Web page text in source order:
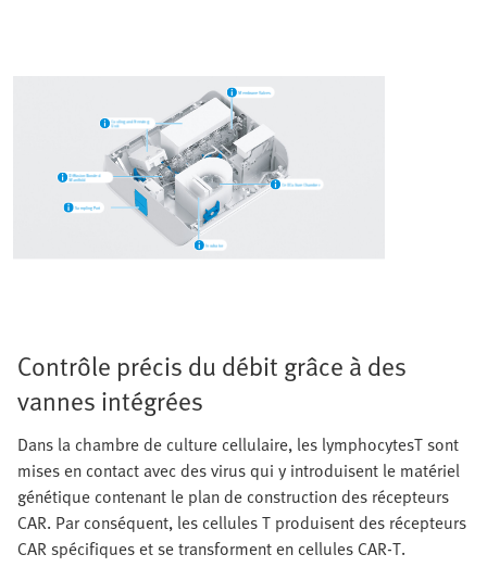
Contrôle précis du débit grâce à des
vannes intégrées
Dans la chambre de culture cellulaire, les lymphocytesT sont
mises en contact avec des virus qui y introduisent le matériel
génétique contenant le plan de construction des récepteurs
CAR. Par conséquent, les cellules T produisent des récepteurs
CAR spécifiques et se transforment en cellules CAR-T.